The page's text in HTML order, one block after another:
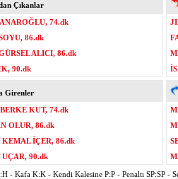
Çıkanlar
74.dk
86.dk
ALICI, 86.dk
90.dk
Girenler
KUT, 74.dk
OLUR, 86.dk
İÇER, 86.dk
90.dk
- Kafa K:K - Kendi Kalesine P:P - Penaltı SP:SP -